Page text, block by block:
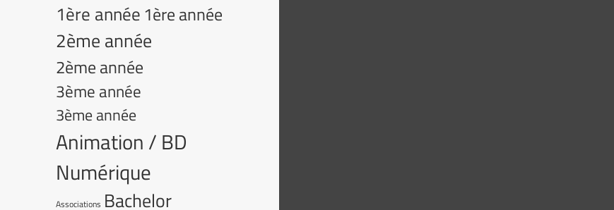
1ère année1ère année
2ème année
2ème année
3ème année
3ème année
Animation / BD
Numérique
Associations Bachelor